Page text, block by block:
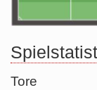
Tore